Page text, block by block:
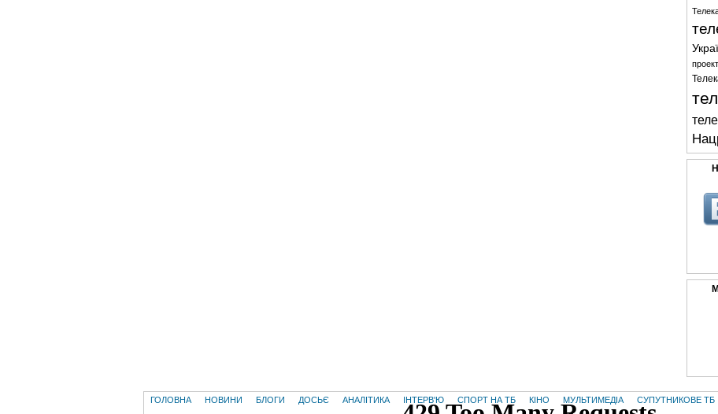
ГОЛОВНА НОВИНИ БЛОГИ ДОСЬЄ АНАЛІТИКА ІНТЕРВ'Ю СПОРТ НА ТБ КІНО МУЛЬТИМЕДІА СУПУТНИКОВЕ ТБ